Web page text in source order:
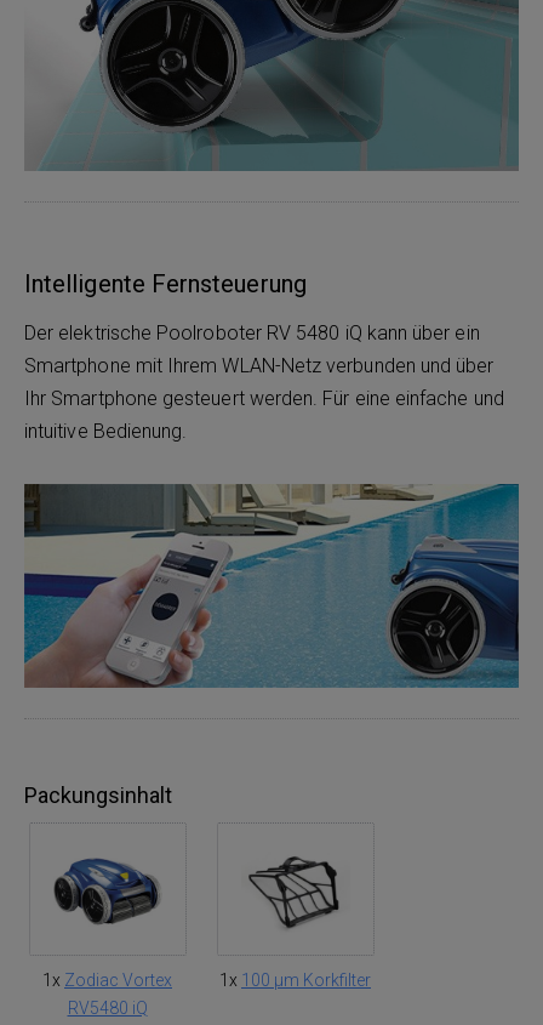
Intelligente Fernsteuerung
Der elektrische Poolroboter RV 5480 iQ kann über ein
Smartphone mit Ihrem WLAN-Netz verbunden und über
Ihr Smartphone gesteuert werden. Für eine einfache und
intuitive Bedienung.
Packungsinhalt
1x Zodiac Vortex
RV5480 iQ
1x 100 µm Korkfilter